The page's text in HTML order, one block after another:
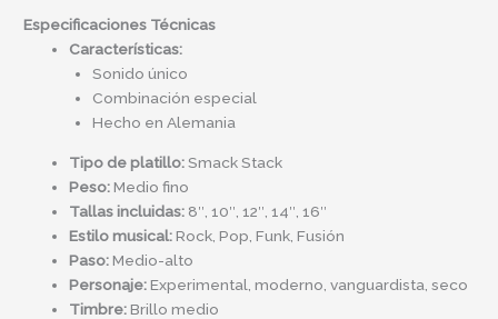
Especificaciones Técnicas
Características:
Sonido único
Combinación especial
Hecho en Alemania
Tipo de platillo:Smack Stack
Peso:Medio fino
Tallas incluidas: 8″, 10″, 12″, 14″, 16″
Estilo musical:Rock, Pop, Funk, Fusión
Paso:Medio-alto
Personaje:Experimental, moderno, vanguardista, seco
Timbre:Brillo medio